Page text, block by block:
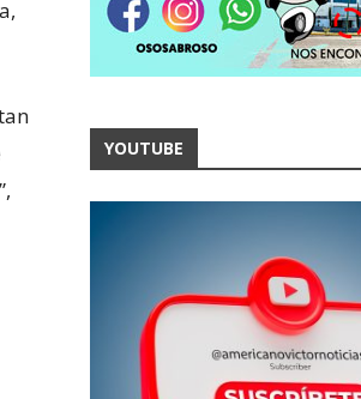
YOUTUBE